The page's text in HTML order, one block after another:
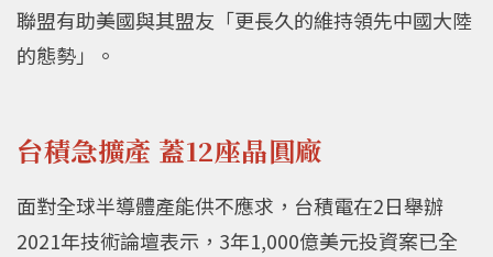
聯盟有助美國與其盟友「更長久的維持領先中國大陸
的態勢」。
台積急擴產 蓋12座晶圓廠
面對全球半導體產能供不應求，台積電在2日舉辦
2021年技術論壇表示，3年1,000億美元投資案已全